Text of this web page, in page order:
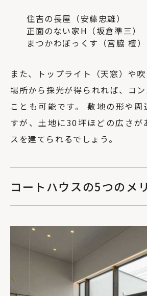
住吉の長屋（安藤忠雄）
正面のない家H（坂倉準三）
まつかわぼっくす（宮脇 檀）
また、トップライト（天窓）や
場所から採光が得られれば、コ
ことも可能です。 敷地の形や周
すが、土地に30坪ほどの広さが
スを建てられるでしょう。
コートハウスの5つのメ